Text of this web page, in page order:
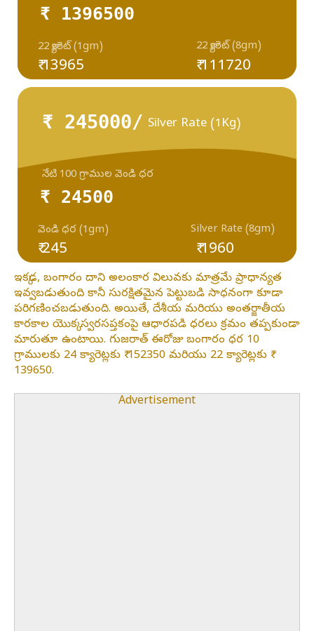
₹ 1396500
₹ 13965
22 క్యారెట్ (1gm) 22 క్యారెట్ (8gm)
₹ 111720
₹ 245000/ Silver Rate (1Kg)
₹ 24500
₹ 245
వెండి ధర (1gm) Silver Rate (8gm)
నేటి 100 గ్రాముల వెండి ధర
₹ 1960
ఇక్కడ, బంగారం దాని అలంకార విలువకు మాత్రమే ప్రాధాన్యత
ఇవ్వబడుతుంది కానీ సురక్షితమైన పెట్టుబడి సాధనంగా కూడా
పరిగణించబడుతుంది. అయితే, దేశీయ మరియు అంతర్జాతీయ
కారకాల యొక్క స్వరసప్తకంపై ఆధారపడి ధరలు క్రమం తప్పకుండా
మారుతూ ఉంటాయి. గుజరాత్ ఈరోజు బంగారం ధర 10
గ్రాములకు 24 క్యారెట్లకు ₹ 152350 మరియు 22 క్యారెట్లకు ₹
139650.
Advertisement